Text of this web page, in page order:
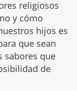
religiosos
y cómo
hijos es
que sean
sabores que
de